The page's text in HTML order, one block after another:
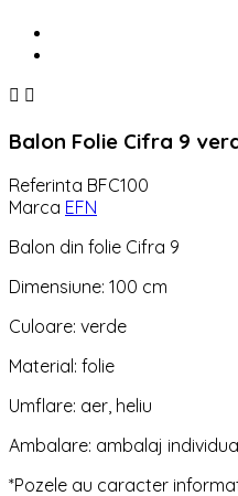
 
Balon Folie Cifra 9
Referinta BFC100
Marca EFN
Balon din folie Cifra 9
Dimensiune: 100 cm
Culoare: verde
Material: folie
Umflare: aer, heliu
Ambalare: ambalaj
*Pozele au caracter